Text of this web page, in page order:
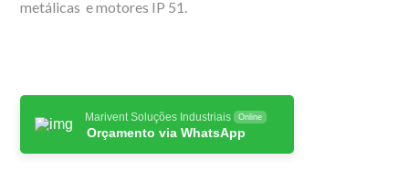
metálicas e motores IP 51.
Marivent Soluções Industriais Online
Orçamento via WhatsApp